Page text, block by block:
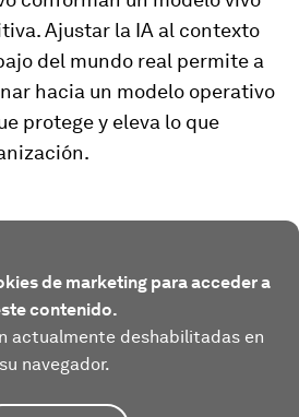
Ajustar la IA al contexto
del mundo real permite a
hacia un modelo operativo
protege y eleva lo que
de marketing para acceder a
contenido.
actualmente deshabilitadas en
su navegador.